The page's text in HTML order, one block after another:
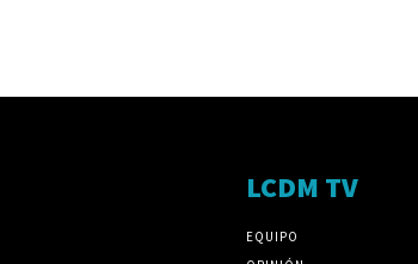
LCDM TV
EQUIPO